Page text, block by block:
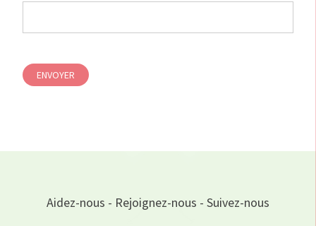
ENVOYER
Aidez-nous - Rejoignez-nous - Suivez-nous